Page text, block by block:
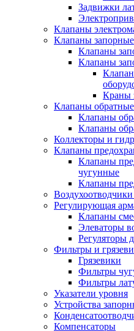
Задвижки
Клапаны
Клапаны запорные
Клапаны
Клапаны
Краны
Клапаны обратные
Клапаны
Клапаны
Коллекторы и
Клапаны
Клапаны
чугунные
Клапаны
Регулирующая
Клапаны
Элеваторы
Регуляторы
Фильтры и
Грязевики
Фильтры
Фильтры
Указатели уровня
Устройства
Компенсаторы